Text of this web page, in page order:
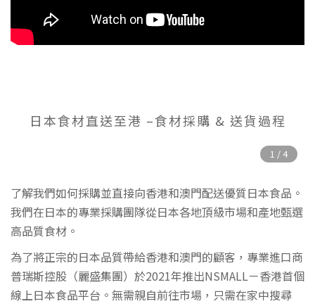
日本食材直送至港 –食材採購 & 送貨過程
了解我們如何採購並直接向香港和澳門配送優質日本食品。
我們在日本的專業採購團隊從日本各地頂級市場和產地甄選
高品質食材。
為了將正宗的日本品質帶給香港和澳門的顧客，專業進口商
普瑞斯控股（麗盛集團）於2021年推出NSMALL－香港首個
線上日本食品平台。無需親自前往市場，只需在家中搜尋